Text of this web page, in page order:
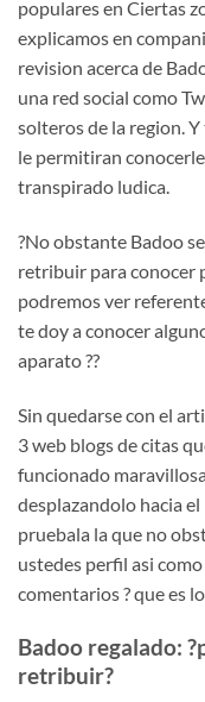
populares en Ciertas
explicamos en
revision acerca de
una red social como
solteros de la region.
le permitiran
transpirado ludica.
?No obstante Badoo
retribuir para conocer
podremos ver
te doy a conocer
aparato ??
Sin quedarse con el
3 web blogs de citas
funcionado
desplazandolo hacia
pruebala la que no
ustedes perfil asi­
comentarios ? que es
Badoo regalado:
retribuir?